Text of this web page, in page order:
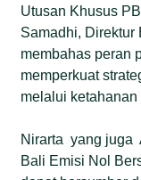
Utusan Khusus
Samadhi, Direktur
membahas peran
memperkuat
melalui ketahanan
Nirarta yang juga
Bali Emisi Nol